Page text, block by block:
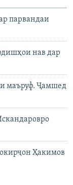
парвандаи
нав дар
маъруф. Ҷамшед
Ҳакимов